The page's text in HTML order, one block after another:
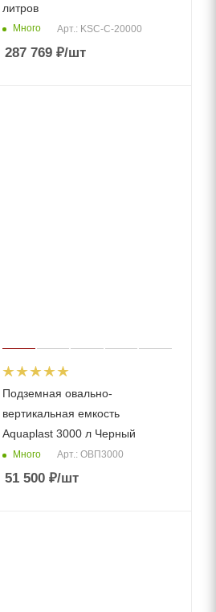
литров
Много Арт.: KSC-C-20000
287 769 ₽/шт
Подземная овально-
вертикальная емкость
Aquaplast 3000 л Черный
Много Арт.: ОВП3000
51 500 ₽/шт